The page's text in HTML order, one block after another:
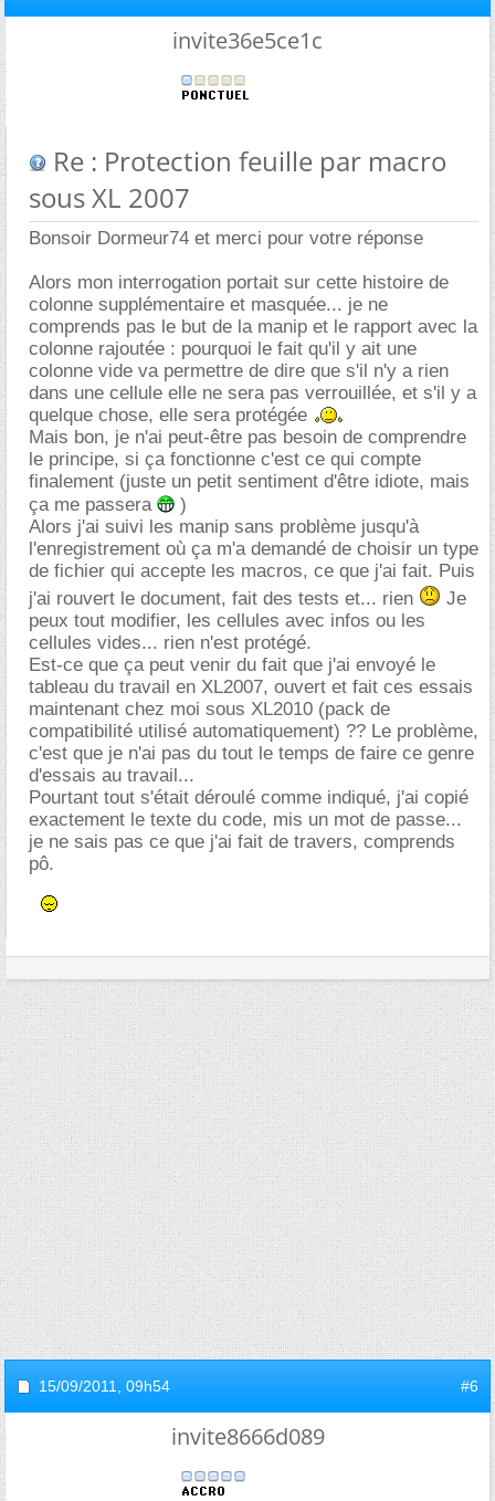
invite36e5ce1c
Re : Protection feuille par macro
sous XL 2007
Bonsoir Dormeur74 et merci pour votre réponse
Alors mon interrogation portait sur cette histoire de
colonne supplémentaire et masquée... je ne
comprends pas le but de la manip et le rapport avec la
colonne rajoutée : pourquoi le fait qu'il y ait une
colonne vide va permettre de dire que s'il n'y a rien
dans une cellule elle ne sera pas verrouillée, et s'il y a
quelque chose, elle sera protégée
Mais bon, je n'ai peut-être pas besoin de comprendre
le principe, si ça fonctionne c'est ce qui compte
finalement (juste un petit sentiment d'être idiote, mais
ça me passera
)
Alors j'ai suivi les manip sans problème jusqu'à
l'enregistrement où ça m'a demandé de choisir un type
de fichier qui accepte les macros, ce que j'ai fait. Puis
j'ai rouvert le document, fait des tests et... rien
Je
peux tout modifier, les cellules avec infos ou les
cellules vides... rien n'est protégé.
Est-ce que ça peut venir du fait que j'ai envoyé le
tableau du travail en XL2007, ouvert et fait ces essais
maintenant chez moi sous XL2010 (pack de
compatibilité utilisé automatiquement) ?? Le problème,
c'est que je n'ai pas du tout le temps de faire ce genre
d'essais au travail...
Pourtant tout s'était déroulé comme indiqué, j'ai copié
exactement le texte du code, mis un mot de passe...
je ne sais pas ce que j'ai fait de travers, comprends
pô.
15/09/2011, 09h54 #6
invite8666d089